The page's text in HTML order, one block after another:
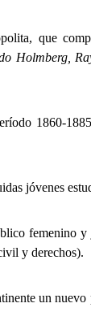
que
Holmberg,
1860-
jóvenes
femenino
y derechos).
un